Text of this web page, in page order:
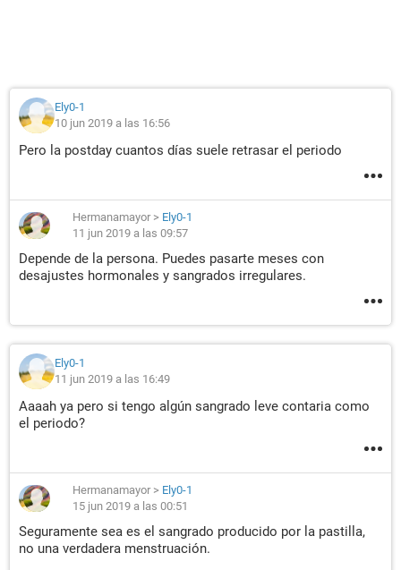
Ely0-1
10 jun 2019 a las 16:56
Pero la postday cuantos días suele retrasar el periodo
Hermanamayor > Ely0-1
11 jun 2019 a las 09:57
Depende de la persona. Puedes pasarte meses con
desajustes hormonales y sangrados irregulares.
Ely0-1
11 jun 2019 a las 16:49
Aaaah ya pero si tengo algún sangrado leve contaria como
el periodo?
Hermanamayor > Ely0-1
15 jun 2019 a las 00:51
Seguramente sea es el sangrado producido por la pastilla,
no una verdadera menstruación.